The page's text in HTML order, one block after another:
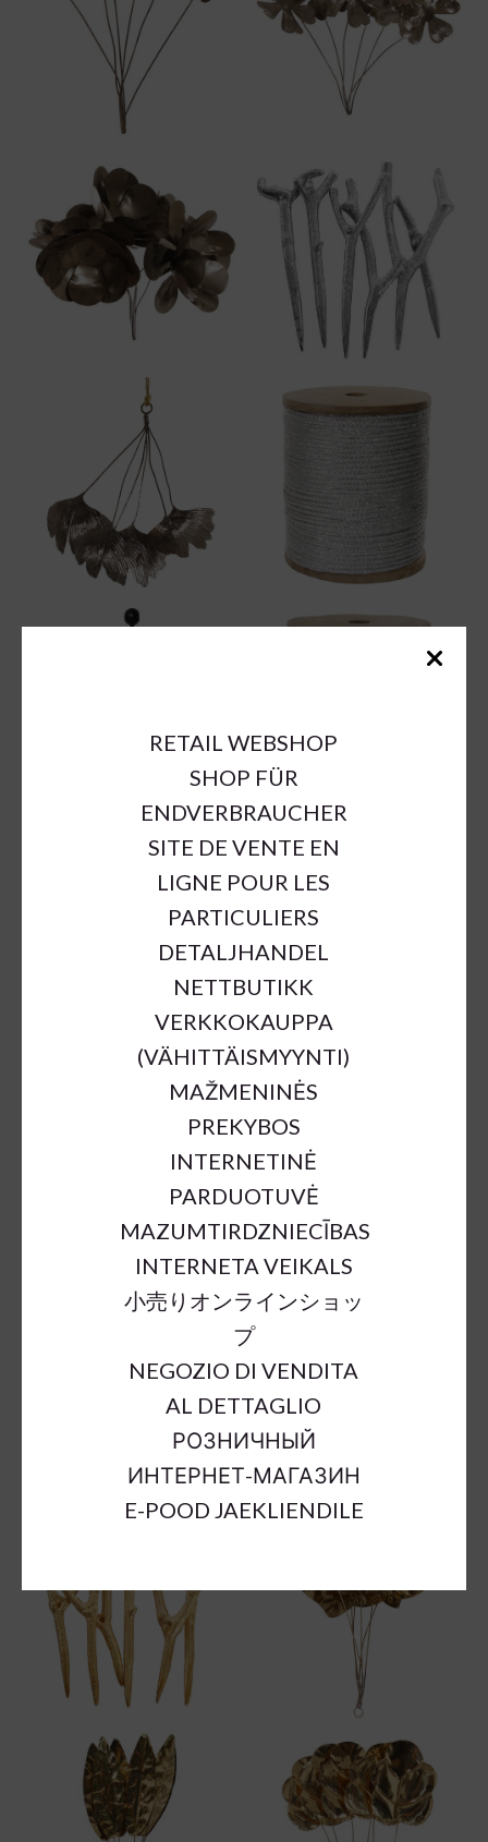
RETAIL WEBSHOP
SHOP FÜR
ENDVERBRAUCHER
SITE DE VENTE EN
LIGNE POUR LES
PARTICULIERS
DETALJHANDEL
NETTBUTIKK
VERKKOKAUPPA
(VÄHITTÄISMYYNTI)
MAŽMENINĖS
PREKYBOS
INTERNETINĖ
PARDUOTUVĖ
MAZUMTIRDZNIECĪBAS
INTERNETA VEIKALS
小売りオンラインショッ
プ
NEGOZIO DI VENDITA
AL DETTAGLIO
РОЗНИЧНЫЙ
ИНТЕРНЕТ-МАГАЗИН
E-POOD JAEKLIENDILE